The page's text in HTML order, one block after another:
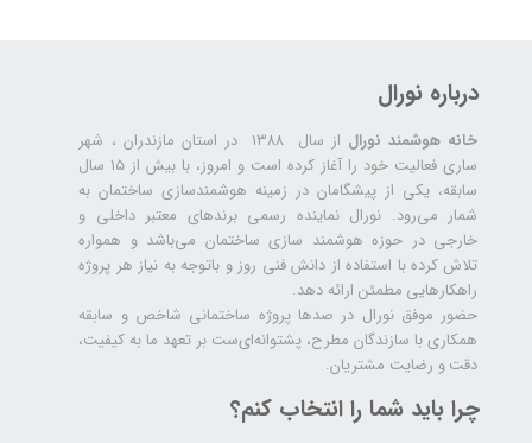
درباره نورال
خانه هوشمند نورال
از سال ۱۳۸۸ در استان مازندران ، شهر
ساری فعالیت خود را آغاز کرده است و امروز، با بیش از ۱۵ سال
سابقه، یکی از پیشگامان در زمینه هوشمندسازی ساختمان به
شمار می‌رود. نورال نماینده رسمی برندهای معتبر داخلی و
خارجی در حوزه هوشمند سازی ساختمان می‌باشد و همواره
تلاش کرده با استفاده از دانش فنی روز و باتوجه به نیاز هر پروژه
راهکارهایی مطمئن ارائه دهد.
حضور موفق نورال در صدها پروژه‌ ساختمانی شاخص و سابقه
همکاری با سازندگان مطرح، پشتوانه‌ای‌ست بر تعهد ما به کیفیت،
دقت و رضایت مشتریان.
چرا باید شما را انتخاب کنم؟